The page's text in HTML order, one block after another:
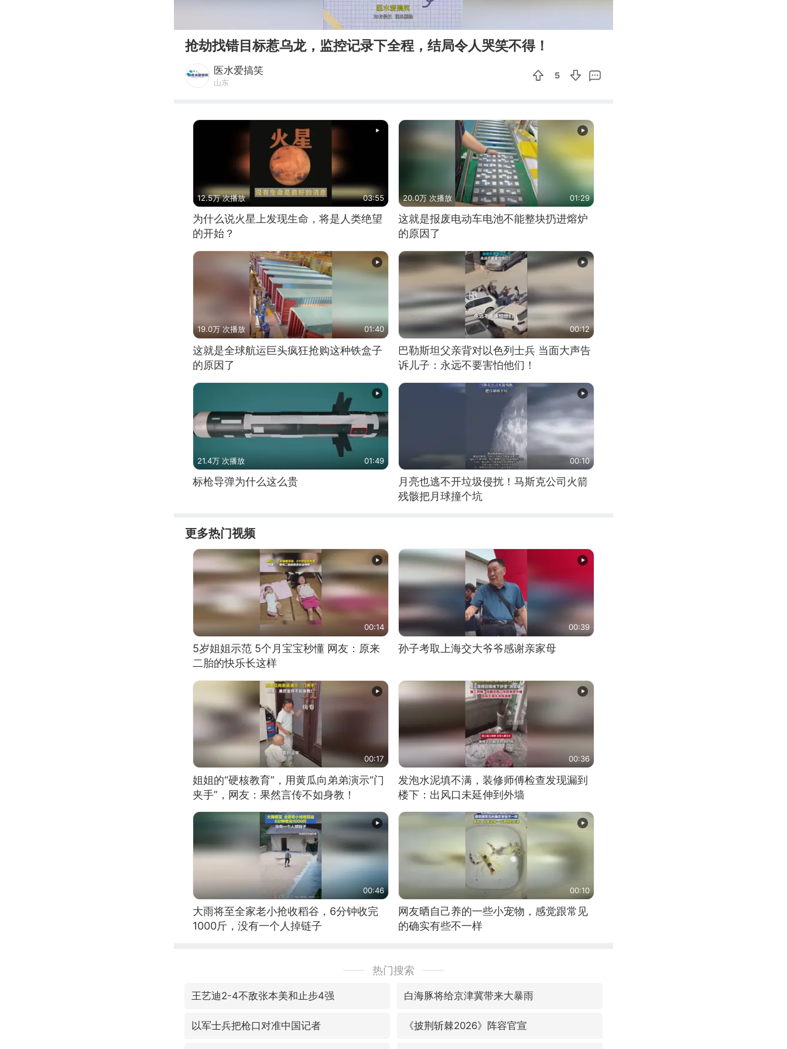
抢劫找错目标惹乌龙，监控记录下全程，结局令人哭笑不得！
医水爱搞笑
山东
5
12.5万 次播放 03:55
为什么说火星上发现生命，将是人类绝望
的开始？
20.0万 次播放 01:29
这就是报废电动车电池不能整块扔进熔炉
的原因了
19.0万 次播放 01:40
这就是全球航运巨头疯狂抢购这种铁盒子
的原因了
00:12
巴勒斯坦父亲背对以色列士兵 当面大声告
诉儿子：永远不要害怕他们！
21.4万 次播放 01:49
标枪导弹为什么这么贵
00:10
月亮也逃不开垃圾侵扰！马斯克公司火箭
残骸把月球撞个坑
更多热门视频
00:14
5岁姐姐示范 5个月宝宝秒懂 网友：原来
二胎的快乐长这样
00:39
孙子考取上海交大爷爷感谢亲家母
00:17
姐姐的“硬核教育”，用黄瓜向弟弟演示“门
夹手”，网友：果然言传不如身教！
00:36
发泡水泥填不满，装修师傅检查发现漏到
楼下：出风口未延伸到外墙
00:46
大雨将至全家老小抢收稻谷，6分钟收完
1000斤，没有一个人掉链子
00:10
网友晒自己养的一些小宠物，感觉跟常见
的确实有些不一样
热门搜索
王艺迪2-4不敌张本美和止步4强 白海豚将给京津冀带来大暴雨
以军士兵把枪口对准中国记者 《披荆斩棘2026》阵容官宣